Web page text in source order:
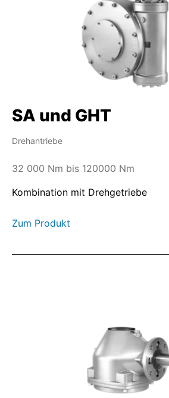
SA und GHT
Drehantriebe
32 000 Nm bis 120000 Nm
Kombination mit Drehgetriebe
Zum Produkt